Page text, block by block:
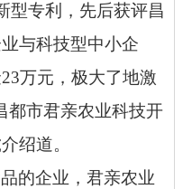
型专利，先后获评昌
与科技型中小企
万元，极大了地激
都市君亲农业科技开
绍道。
的企业，君亲农业